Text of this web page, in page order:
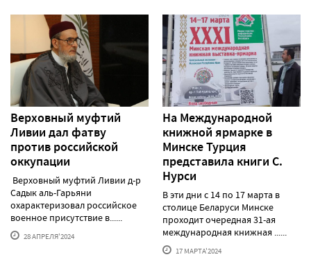
Верховный муфтий
Ливии дал фатву
против российской
оккупации
Верховный муфтий Ливии д-р
Садык аль-Гарьяни
охарактеризовал российское
военное присутствие в......
28 АПРЕЛЯ'2024
На Международной
книжной ярмарке в
Минске Турция
представила книги С.
Нурси
В эти дни с 14 по 17 марта в
столице Беларуси Минске
проходит очередная 31-ая
международная книжная ......
17 МАРТА'2024